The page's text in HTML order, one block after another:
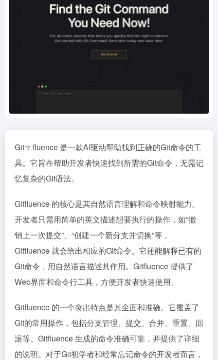
Git
fluence 是一款AI驱动帮助找到正确的Git命令的工
具。它旨在帮助开发者快速找到所需的Git命令，无需记
忆复杂的Git语法。
Gitfluence 的核心是其自然语言理解和命令映射能力。
开发者只需用简单的英文描述想要执行的操作，如“撤
销上一次提交”、“创建一个新分支并切换”等，
Gitfluence 就会给出相应的Git命令。它还能解释已有的
Git命令，用自然语言描述其作用。Gitfluence 提供了
Web界面和命令行工具，方便开发者快速使用。
Gitfluence 的一个突出特点是其全面和准确。它覆盖了
Git的常用操作，包括分支管理、提交、合并、重置、回
滚等。Gitfluence 生成的命令准确可靠，并提供了详细
的说明。对于Git初学者和经常忘记命令的开发者而言，